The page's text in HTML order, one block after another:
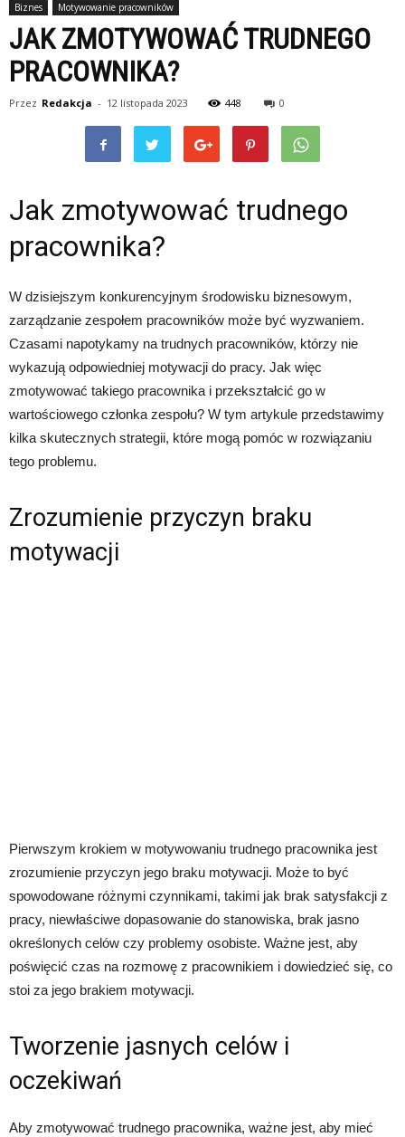
Biznes Motywowanie pracowników
JAK ZMOTYWOWAĆ TRUDNEGO
PRACOWNIKA?
Przez Redakcja - 12 listopada 2023 448 0
Jak zmotywować trudnego
pracownika?
W dzisiejszym konkurencyjnym środowisku biznesowym,
zarządzanie zespołem pracowników może być wyzwaniem.
Czasami napotykamy na trudnych pracowników, którzy nie
wykazują odpowiedniej motywacji do pracy. Jak więc
zmotywować takiego pracownika i przekształcić go w
wartościowego członka zespołu? W tym artykule przedstawimy
kilka skutecznych strategii, które mogą pomóc w rozwiązaniu
tego problemu.
Zrozumienie przyczyn braku
motywacji
Pierwszym krokiem w motywowaniu trudnego pracownika jest
zrozumienie przyczyn jego braku motywacji. Może to być
spowodowane różnymi czynnikami, takimi jak brak satysfakcji z
pracy, niewłaściwe dopasowanie do stanowiska, brak jasno
określonych celów czy problemy osobiste. Ważne jest, aby
poświęcić czas na rozmowę z pracownikiem i dowiedzieć się, co
stoi za jego brakiem motywacji.
Tworzenie jasnych celów i
oczekiwań
Aby zmotywować trudnego pracownika, ważne jest, aby mieć